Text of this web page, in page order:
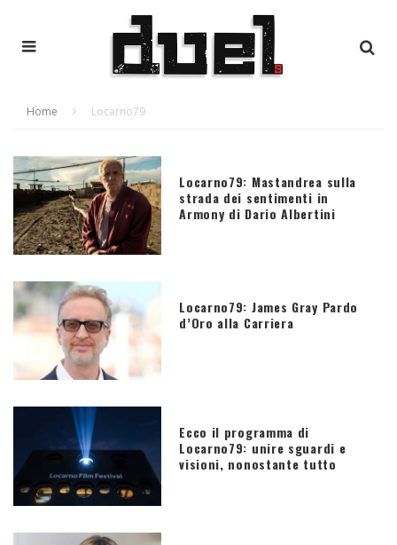
Home Locarno79
Locarno79: Mastandrea sulla
strada dei sentimenti in
Armony di Dario Albertini
Locarno79: James Gray Pardo
d’Oro alla Carriera
Ecco il programma di
Locarno79: unire sguardi e
visioni, nonostante tutto